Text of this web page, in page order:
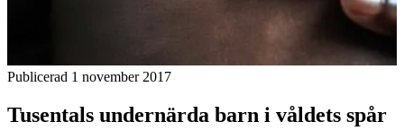
Publicerad 1 november 2017
Tusentals undernärda barn i våldets spår